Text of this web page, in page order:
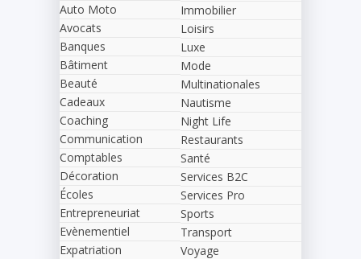
Auto Moto
Avocats
Banques
Bâtiment
Beauté
Cadeaux
Coaching
Communication
Comptables
Décoration
Écoles
Entrepreneuriat
Evènementiel
Expatriation
Immobilier
Loisirs
Luxe
Mode
Multinationales
Nautisme
Night Life
Restaurants
Santé
Services B2C
Services Pro
Sports
Transport
Voyage